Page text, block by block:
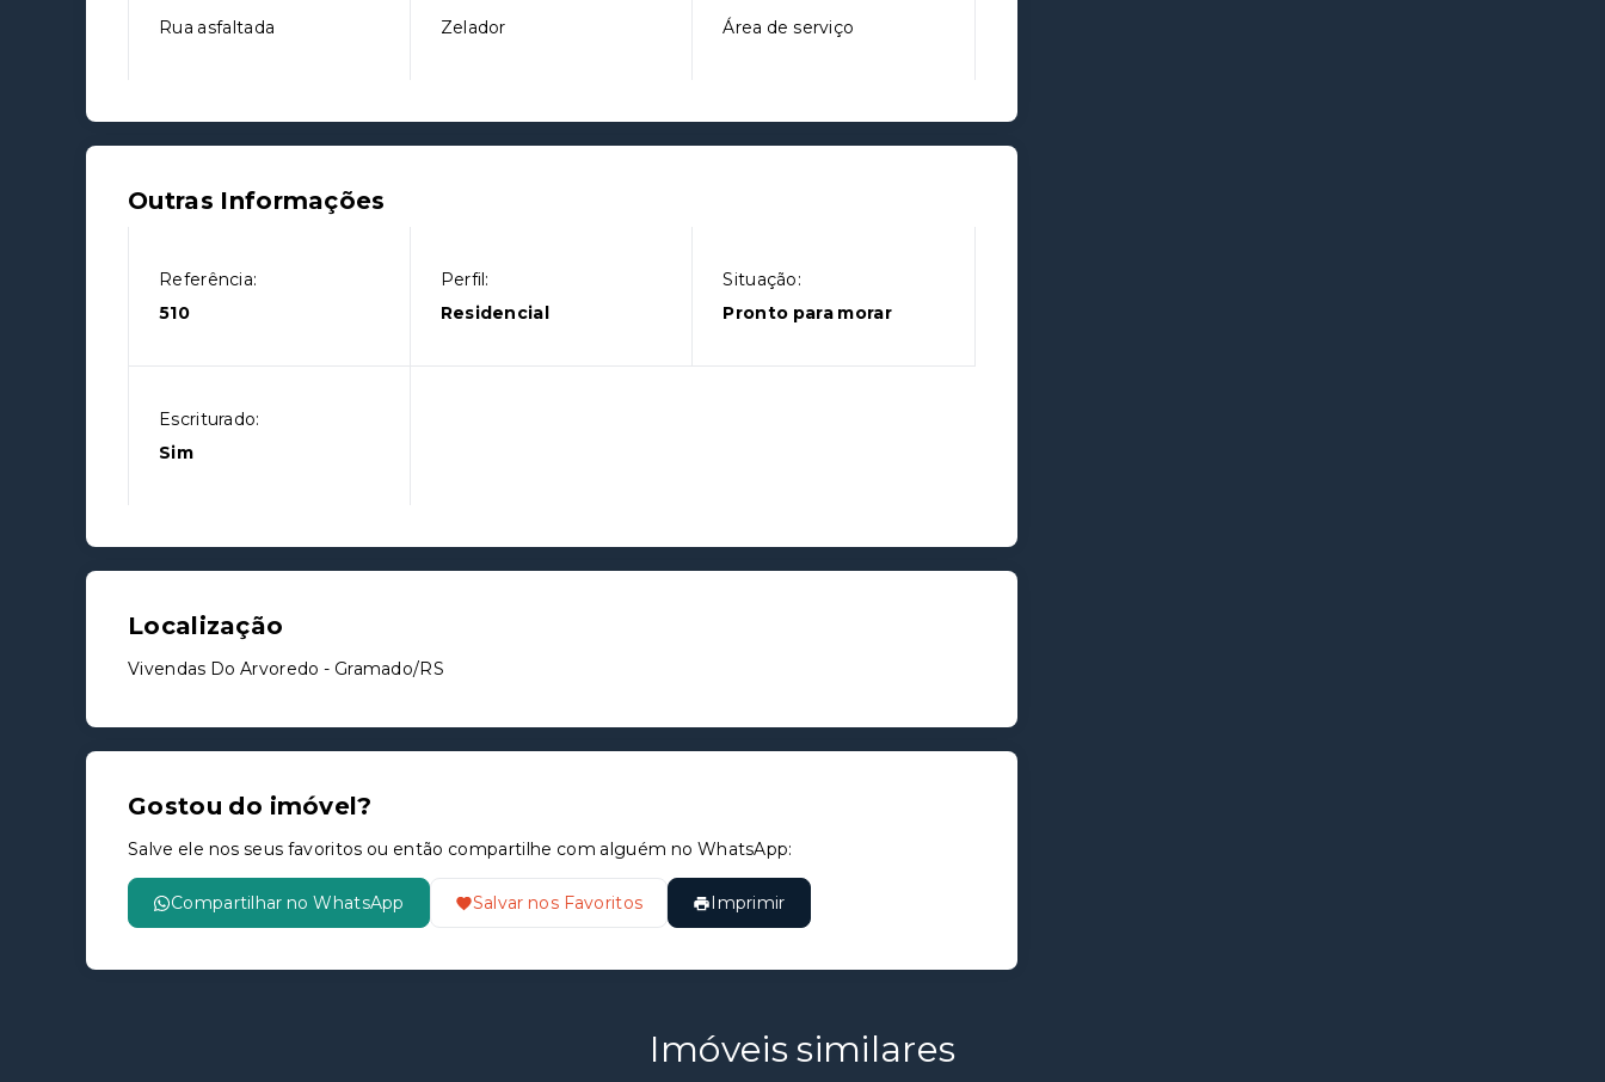
Rua asfaltada Zelador Área de serviço
Outras Informações
Referência:
510
Perfil:
Residencial
Situação:
Pronto para morar
Escriturado:
Sim
Localização
Vivendas Do Arvoredo - Gramado/RS
Gostou do imóvel?
Salve ele nos seus favoritos ou então compartilhe com alguém no WhatsApp:
Compartilhar no WhatsApp Salvar nos Favoritos Imprimir
Imóveis similares